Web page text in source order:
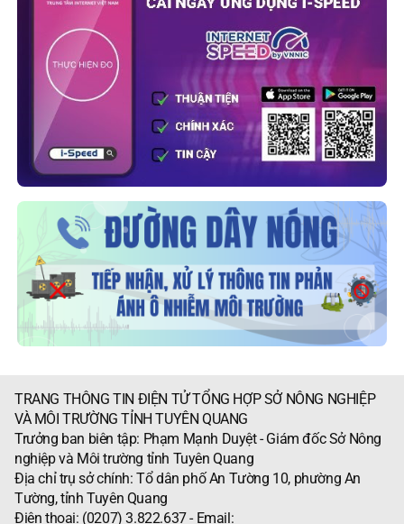
TRANG THÔNG TIN ĐIỆN TỬ TỔNG HỢP SỞ NÔNG NGHIỆP
VÀ MÔI TRƯỜNG TỈNH TUYÊN QUANG
Trưởng ban biên tập: Phạm Mạnh Duyệt - Giám đốc Sở Nông
nghiệp và Môi trường tỉnh Tuyên Quang
Địa chỉ trụ sở chính: Tổ dân phố An Tường 10, phường An
Tường, tỉnh Tuyên Quang
Điện thoại: (0207) 3.822.637 - Email: